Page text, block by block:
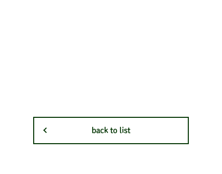
back to list